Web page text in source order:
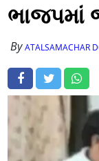
ભાજપમાં
ByATALSAMACHAR